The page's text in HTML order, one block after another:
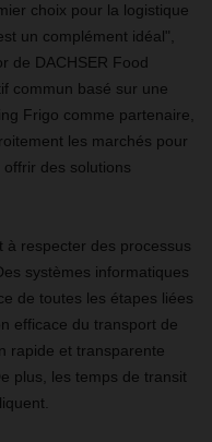
choix pour la logistique
un complément idéal",
de DACHSER Food
commun basé sur une
Frigo comme partenaire,
les marchés pour
des solutions
à respecter des processus
systèmes informatiques
de toutes les étapes liées
efficace du transport de
rapide et transparente
plus, les temps de transit